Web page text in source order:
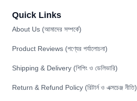
Quick Links
About Us (আমাদের সম্পর্কে)
Product Reviews (পণ্যের পর্যালোচনা)
Shipping & Delivery (শিপিং ও ডেলিভারি)
Return & Refund Policy (রিটার্ন ও এক্সচেঞ্জ নীতি)